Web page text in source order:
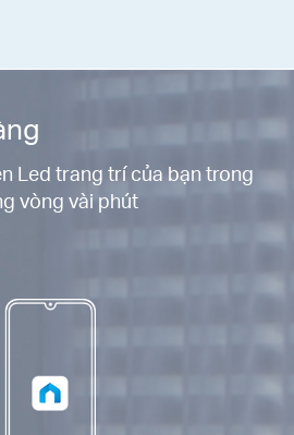
Led trang trí của bạn trong
vòng vài phút